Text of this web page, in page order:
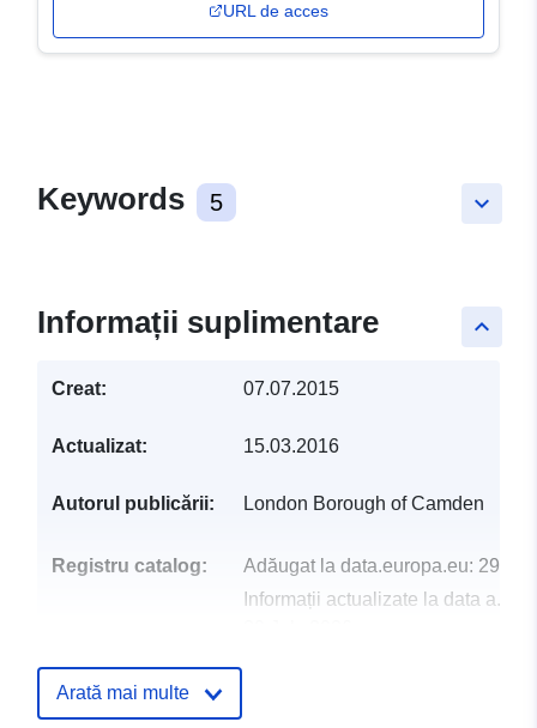
URL de acces
keyboard_arrow_down
Keywords 5
keyboard_arrow_up
Informații suplimentare
Creat: 07.07.2015
Actualizat: 15.03.2016
Autorul publicării: London Borough of Camden
Registru catalog: Adăugat la data.europa.eu: 29
Informații actualizate la data
uriRef:
Arată mai multe